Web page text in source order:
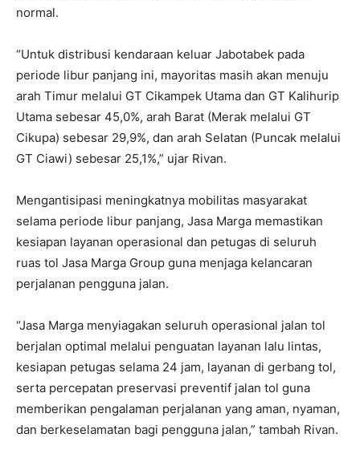
normal.
“Untuk distribusi kendaraan keluar Jabotabek pada
periode libur panjang ini, mayoritas masih akan menuju
arah Timur melalui GT Cikampek Utama dan GT Kalihurip
Utama sebesar 45,0%, arah Barat (Merak melalui GT
Cikupa) sebesar 29,9%, dan arah Selatan (Puncak melalui
GT Ciawi) sebesar 25,1%,” ujar Rivan.
Mengantisipasi meningkatnya mobilitas masyarakat
selama periode libur panjang, Jasa Marga memastikan
kesiapan layanan operasional dan petugas di seluruh
ruas tol Jasa Marga Group guna menjaga kelancaran
perjalanan pengguna jalan.
“Jasa Marga menyiagakan seluruh operasional jalan tol
berjalan optimal melalui penguatan layanan lalu lintas,
kesiapan petugas selama 24 jam, layanan di gerbang tol,
serta percepatan preservasi preventif jalan tol guna
memberikan pengalaman perjalanan yang aman, nyaman,
dan berkeselamatan bagi pengguna jalan,” tambah Rivan.